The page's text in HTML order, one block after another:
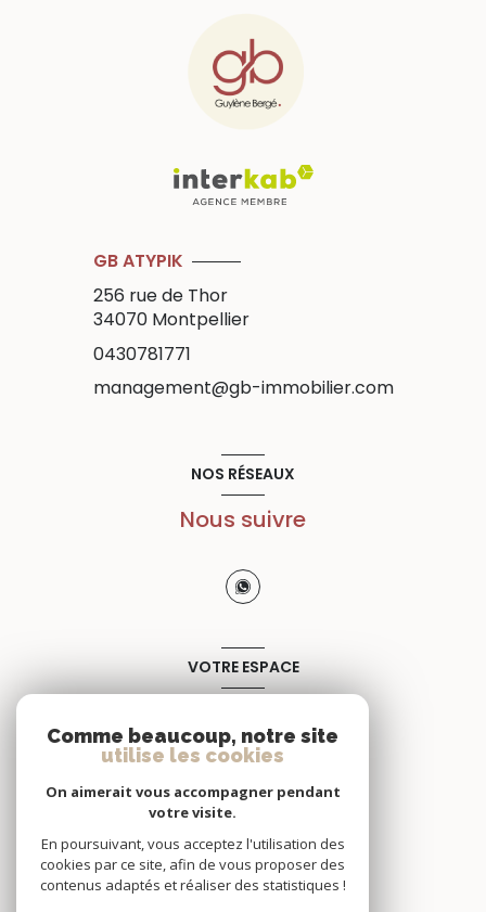
GB ATYPIK
256 rue de Thor
34070 Montpellier
0430781771
management@gb-immobilier.com
NOS RÉSEAUX
Nous suivre
VOTRE ESPACE
Comme beaucoup, notre site
utilise les cookies
On aimerait vous accompagner pendant
votre visite.
En poursuivant, vous acceptez l'utilisation des
cookies par ce site, afin de vous proposer des
contenus adaptés et réaliser des statistiques !